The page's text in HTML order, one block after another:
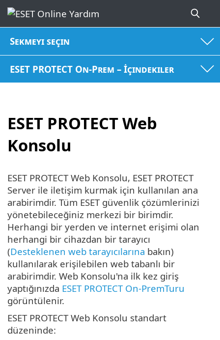
Sekmeyi seçin
ESET PROTECT On-Prem – İçindekiler
ESET PROTECT Web
Konsolu
ESET PROTECT Web Konsolu, ESET PROTECT
Server ile iletişim kurmak için kullanılan ana
arabirimdir. Tüm ESET güvenlik çözümlerinizi
yönetebileceğiniz merkezi bir birimdir.
Herhangi bir yerden ve internet erişimi olan
herhangi bir cihazdan bir tarayıcı
(Desteklenen web tarayıcılarına bakın)
kullanılarak erişilebilen web tabanlı bir
arabirimdir. Web Konsolu'na ilk kez giriş
yaptığınızda ESET PROTECT On-PremTuru
görüntülenir.
ESET PROTECT Web Konsolu standart
düzeninde: